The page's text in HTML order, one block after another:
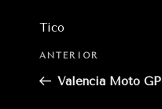
Tico
Entrada
anterior:
ANTERIOR
Valencia Moto GP